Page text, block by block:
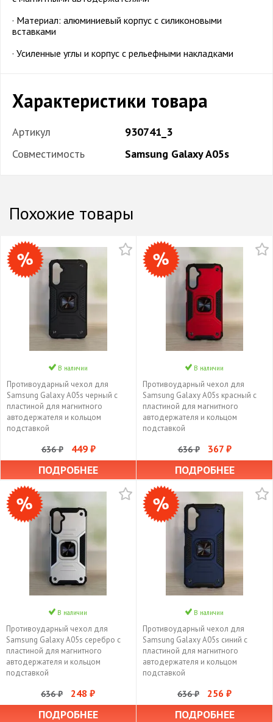
· Материал: алюминиевый корпус с силиконовыми
вставками
· Усиленные углы и корпус с рельефными накладками
Характеристики товара
Артикул
930741_3
Совместимость
Samsung Galaxy A05s
Похожие товары
В наличии
Противоударный чехол для
Samsung Galaxy A05s черный с
пластиной для магнитного
автодержателя и кольцом
подставкой
636 ₽ 449 ₽
ПОДРОБНЕЕ
В наличии
Противоударный чехол для
Samsung Galaxy A05s красный с
пластиной для магнитного
автодержателя и кольцом
подставкой
636 ₽ 367 ₽
ПОДРОБНЕЕ
В наличии
Противоударный чехол для
Samsung Galaxy A05s серебро с
пластиной для магнитного
автодержателя и кольцом
подставкой
636 ₽ 248 ₽
ПОДРОБНЕЕ
В наличии
Противоударный чехол для
Samsung Galaxy A05s синий с
пластиной для магнитного
автодержателя и кольцом
подставкой
636 ₽ 256 ₽
ПОДРОБНЕЕ